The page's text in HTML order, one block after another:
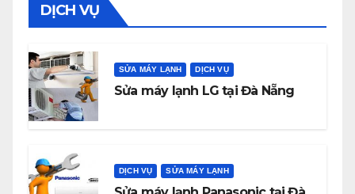
DỊCH VỤ
SỬA MÁY LẠNH DỊCH VỤ
Sửa máy lạnh LG tại Đà Nẵng
DỊCH VỤ SỬA MÁY LẠNH